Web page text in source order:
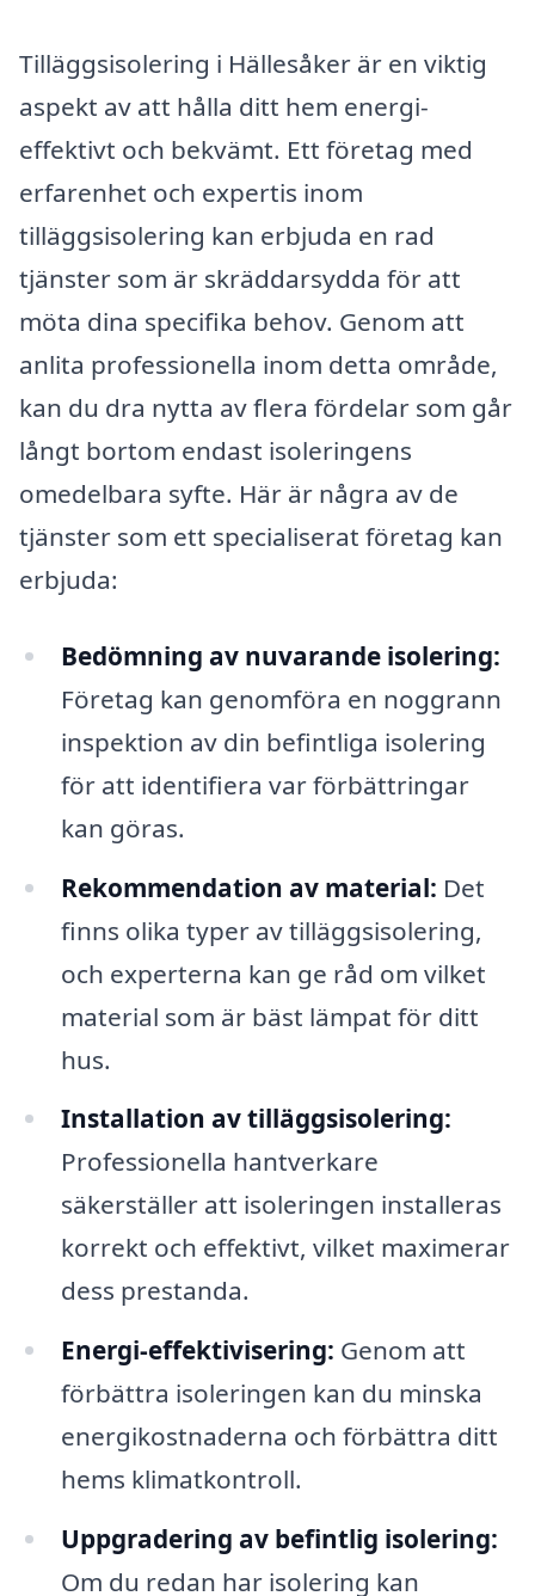
Tilläggsisolering i Hällesåker är en viktig
aspekt av att hålla ditt hem energi-
effektivt och bekvämt. Ett företag med
erfarenhet och expertis inom
tilläggsisolering kan erbjuda en rad
tjänster som är skräddarsydda för att
möta dina specifika behov. Genom att
anlita professionella inom detta område,
kan du dra nytta av flera fördelar som går
långt bortom endast isoleringens
omedelbara syfte. Här är några av de
tjänster som ett specialiserat företag kan
erbjuda:
Bedömning av nuvarande isolering:
Företag kan genomföra en noggrann
inspektion av din befintliga isolering
för att identifiera var förbättringar
kan göras.
Rekommendation av material: Det
finns olika typer av tilläggsisolering,
och experterna kan ge råd om vilket
material som är bäst lämpat för ditt
hus.
Installation av tilläggsisolering:
Professionella hantverkare
säkerställer att isoleringen installeras
korrekt och effektivt, vilket maximerar
dess prestanda.
Energi-effektivisering: Genom att
förbättra isoleringen kan du minska
energikostnaderna och förbättra ditt
hems klimatkontroll.
Uppgradering av befintlig isolering:
Om du redan har isolering kan